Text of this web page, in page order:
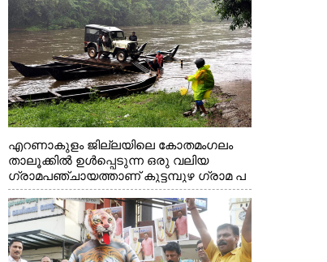
എറണാകുളം ജില്ലയിലെ കോതമംഗലം
താലൂക്കിൽ ഉൾപ്പെടുന്ന ഒരു വലിയ
ഗ്രാമപഞ്ചായത്താണ് കുട്ടമ്പുഴ ഗ്രാമ പ
ഞ്ചായത്ത്. ആദിവാസി ഊരുകളായ
വെള്ളാരംകുത്ത്, കത്തിപ്പാറ, ഉറിയംപെട്ടി,
തേക്കല്ല്, വെട്ടിക്കല്ല്, മഞ്ചപ്പാറ എന്നീ
ആറു സ്ഥലങ്ങളിലേക്കുള്ള പ്രധാന
സഞ്ചാര മാർഗമാണ് ഈ കാണുന്ന